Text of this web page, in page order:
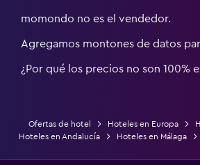
momondo no es el vendedor.
Agregamos montones de datos
¿Por qué los precios no son 100%
Ofertas de hotel Hoteles en Europa
Hoteles en Andalucía
Hoteles en Málaga